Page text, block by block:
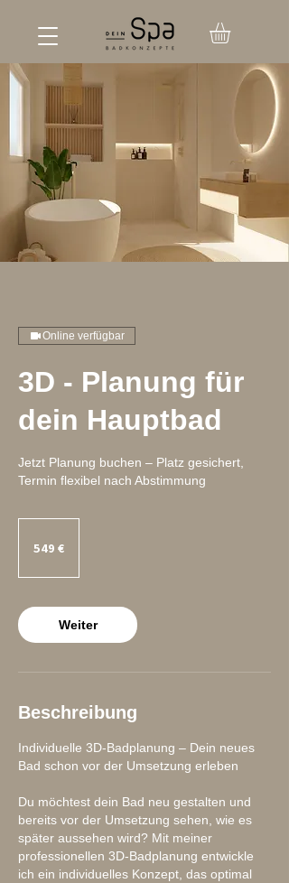
Online verfügbar
3D - Planung für
dein Hauptbad
Jetzt Planung buchen – Platz gesichert,
Termin flexibel nach Abstimmung
549 €
Weiter
Beschreibung
Individuelle 3D-Badplanung – Dein neues
Bad schon vor der Umsetzung erleben
Du möchtest dein Bad neu gestalten und
bereits vor der Umsetzung sehen, wie es
später aussehen wird? Mit meiner
professionellen 3D-Badplanung entwickle
ich ein individuelles Konzept, das optimal